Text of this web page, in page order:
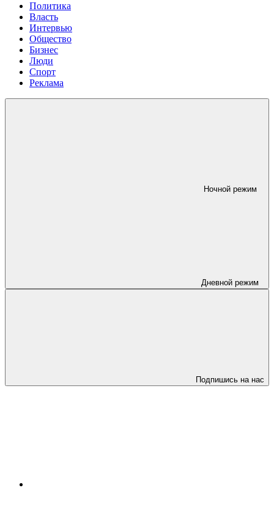
Политика
Власть
Интервью
Общество
Бизнес
Люди
Спорт
Реклама
Ночной режим
Дневной режим
Подпишись на нас